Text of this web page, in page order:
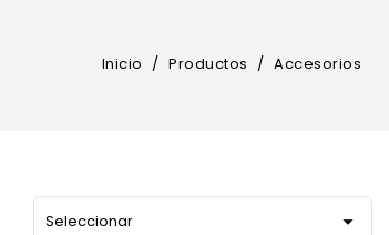
Inicio Productos Accesorios
Seleccionar 